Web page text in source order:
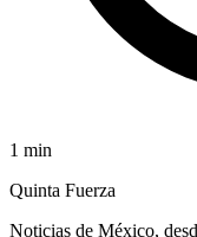
1 min
Quinta Fuerza
Noticias de México,